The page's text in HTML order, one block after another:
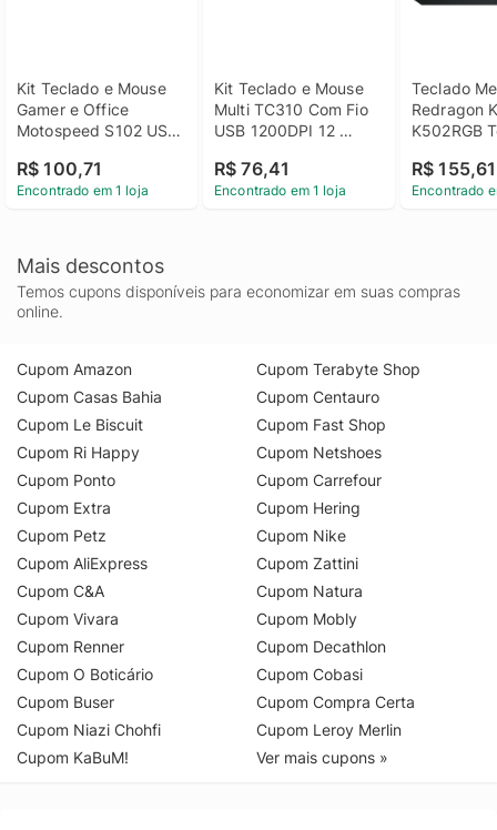
Kit Teclado e Mouse
Gamer e Office
Motospeed S102 USB
Preto
R$ 100,71
Encontrado em 1 loja
Kit Teclado e Mouse
Multi TC310 Com Fio
USB 1200DPI 12
Preto
R$ 76,41
Encontrado em 1 loja
Teclado
Redragon
K502RGB
Preto
R$ 155,61
Encontrado
Mais descontos
Temos cupons disponíveis para economizar em suas compras
online.
Cupom Amazon
Cupom Casas Bahia
Cupom Le Biscuit
Cupom Ri Happy
Cupom Ponto
Cupom Extra
Cupom Petz
Cupom AliExpress
Cupom C&A
Cupom Vivara
Cupom Renner
Cupom O Boticário
Cupom Buser
Cupom Niazi Chohfi
Cupom KaBuM!
Cupom Terabyte Shop
Cupom Centauro
Cupom Fast Shop
Cupom Netshoes
Cupom Carrefour
Cupom Hering
Cupom Nike
Cupom Zattini
Cupom Natura
Cupom Mobly
Cupom Decathlon
Cupom Cobasi
Cupom Compra Certa
Cupom Leroy Merlin
Ver mais cupons »